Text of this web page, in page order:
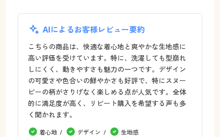
AIによるお客様レビュー要約
こちらの商品は、快適な着心地と爽やかな生地感に
高い評価を受けています。特に、洗濯しても型崩れ
しにくく、動きやすさも魅力の一つです。デザイン
の可愛さや色合いの鮮やかさも好評で、特にスヌー
ピーの柄がさりげなく楽しめる点が人気です。全体
的に満足度が高く、リピート購入を希望する声も多
く聞かれます。
着心地 デザイン
生地感